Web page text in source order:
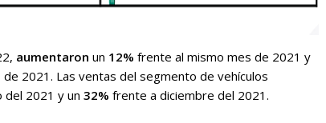
aumentaron un 12% frente al mismo mes de 2021 y
de 2021. Las ventas del segmento de vehículos
2021 y un 32% frente a diciembre del 2021.